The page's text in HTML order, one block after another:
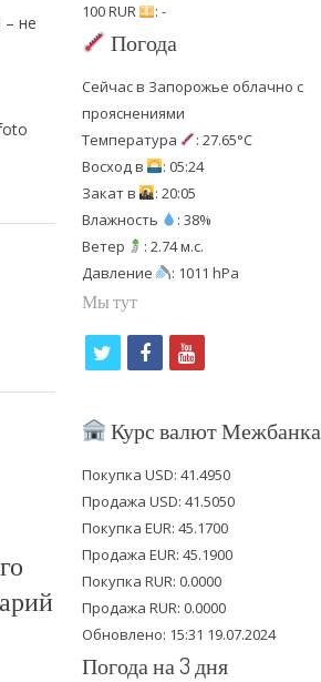
– не
100 RUR
: -
Погода
Сейчас в Запорожье облачно с
прояснениями
Температура
: 27.65°C
Восход в
: 05:24
Закат в
: 20:05
Влажность
: 38%
Ветер
: 2.74 м.с.
Давление
: 1011 hPa
Мы тут
i
t
e
r
f
c
b
o
o
k
y
u
u
b
e
Курс валют Межбанка
Покупка USD: 41.4950
Продажа USD: 41.5050
Покупка EUR: 45.1700
Продажа EUR: 45.1900
Покупка RUR: 0.0000
Продажа RUR: 0.0000
Обновлено: 15:31 19.07.2024
Погода на 3 дня